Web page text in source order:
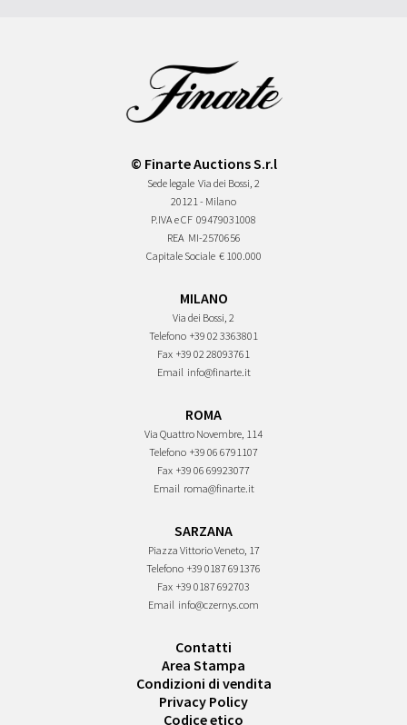
© Finarte Auctions S.r.l
Sede legale Via dei Bossi, 2
20121 - Milano
P.IVA e CF 09479031008
REA MI-2570656
Capitale Sociale € 100.000
MILANO
Via dei Bossi, 2
Telefono +39 02 3363801
Fax +39 02 28093761
Email info@finarte.it
ROMA
Via Quattro Novembre, 114
Telefono +39 06 6791107
Fax +39 06 69923077
Email roma@finarte.it
SARZANA
Piazza Vittorio Veneto, 17
Telefono +39 0187 691376
Fax +39 0187 692703
Email info@czernys.com
Contatti
Area Stampa
Condizioni di vendita
Privacy Policy
Codice etico